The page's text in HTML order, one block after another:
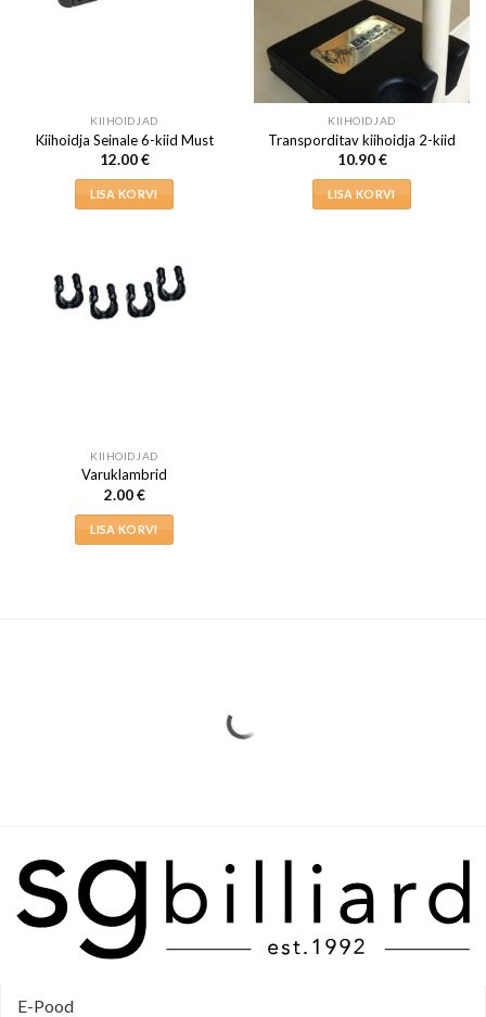
KIIHOIDJAD
Kiihoidja Seinale 6-kiid Must
12.00€
LISA KORVI
KIIHOIDJAD
Transporditav kiihoidja 2-kiid
10.90€
LISA KORVI
KIIHOIDJAD
Varuklambrid
2.00€
LISA KORVI
E-Pood